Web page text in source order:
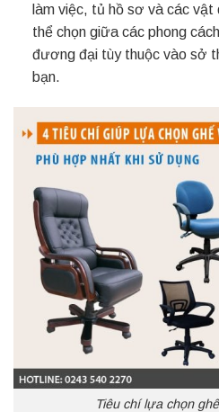
làm việc, tủ hồ sơ và các
thể chọn giữa các phong
đương đại tùy thuộc vào sở
bạn.
Tiêu chí lựa chọn